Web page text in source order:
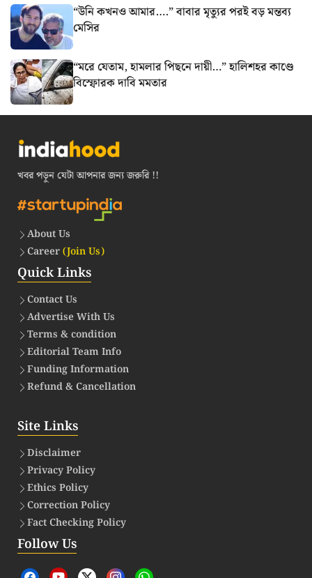
“উনি কখনও আমার….” বাবার মৃত্যুর পরই বড় মন্তব্য
মেসির
“মরে যেতাম, হামলার পিছনে দায়ী…” হালিশহর কাণ্ডে
বিস্ফোরক দাবি মমতার
খবর পড়ুন যেটা আপনার জন্য জরুরি !!
About Us
Career(Join Us)
Quick Links
Contact Us
Advertise With Us
Terms & condition
Editorial Team Info
Funding Information
Refund & Cancellation
Site Links
Disclaimer
Privacy Policy
Ethics Policy
Correction Policy
Fact Checking Policy
Follow Us